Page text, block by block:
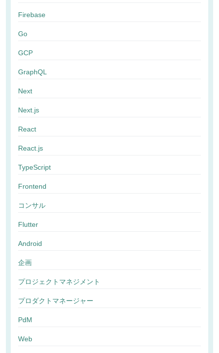
Firebase
Go
GCP
GraphQL
Next
Next.js
React
React.js
TypeScript
Frontend
コンサル
Flutter
Android
企画
プロジェクトマネジメント
プロダクトマネージャー
PdM
Web